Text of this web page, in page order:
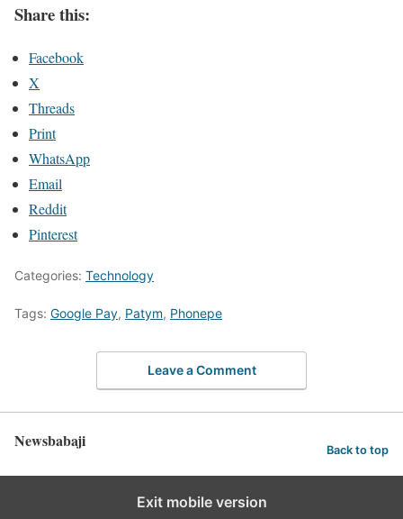
Share this:
Facebook
X
Threads
Print
WhatsApp
Email
Reddit
Pinterest
Categories: Technology
Tags: Google Pay, Patym, Phonepe
Leave a Comment
Newsbabaji Back to top
Exit mobile version